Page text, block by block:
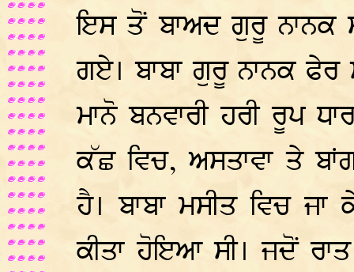
ਇਸ ਤੋਂ ਬਾਅਦ ਗੁਰੂ ਨਾਨਕ
ਗਏ। ਬਾਬਾ ਗੁਰੂ ਨਾਨਕ
ਮਾਨੋ ਬਨਵਾਰੀ ਹਰੀ ਰੂਪ
ਕੱਛ ਵਿਚ, ਅਸਤਾਵਾ ਤੇ
ਹੈ। ਬਾਬਾ ਮਸੀਤ ਵਿਚ
ਕੀਤਾ ਹੋਇਆ ਸੀ। ਜਦੋਂ